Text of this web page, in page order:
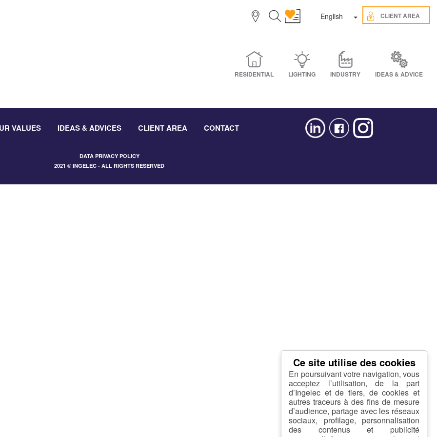
En poursuivant votre navigation, vous
acceptez l’utilisation, de la part
d’Ingelec et de tiers, de cookies et
autres traceurs à des fins de mesure
d’audience, partage avec les réseaux
sociaux, profilage, personnalisation
des contenus et publicité
English Toggle Dropdown
CLIENT AREA
RESIDENTIAL LIGHTING INDUSTRY IDEAS & ADVICE
VALUES IDEAS & ADVICES CLIENT AREA CONTACT
DATA PRIVACY POLICY
2021 © INGELEC - ALL RIGHTS RESERVED